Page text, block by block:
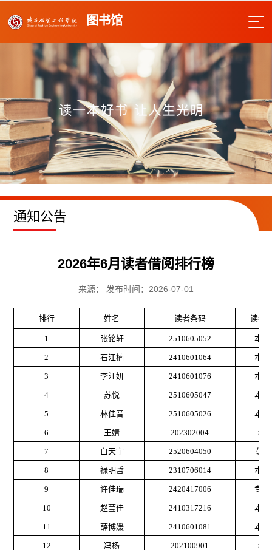
图书馆
通知公告
2026年6月读者借阅排行榜
来源： 发布时间：2026-07-01
排行 姓名 读者条码 读者
1 张铭轩 2510605052 本科
2 石江楠 2410601064 本科
3 李汪妍 2410601076 本科
4 苏悦 2510605047 本科
5 林佳音 2510605026 本科
6 王婧 202302004 教
7 白天宇 2520604050 专科
8 禄明哲 2310706014 本科
9 许佳瑞 2420417006 专科
10 赵莹佳 2410317216 本科
11 薛博媛 2410601081 本科
12 冯杨 202100901 教